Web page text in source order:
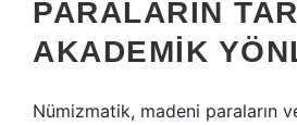
PARALARIN
AKADEMIK
Nümizmatik, madeni paraların